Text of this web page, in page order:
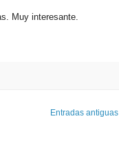
Muy interesante.
Entradas antiguas